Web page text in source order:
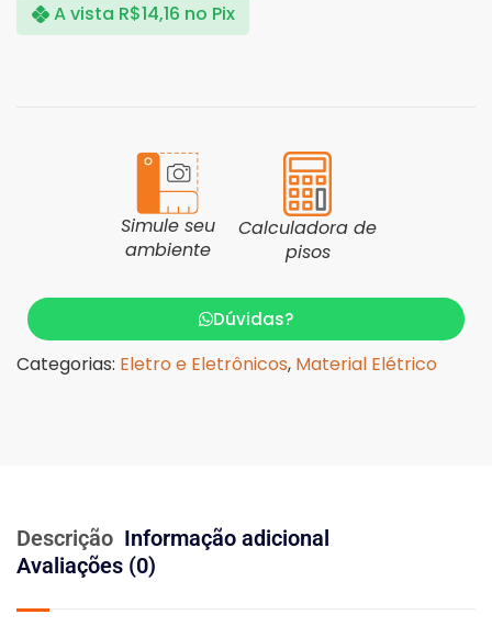
A vista R$14,16 no Pix
Simule seu
ambiente
Calculadora de
pisos
Dúvidas?
Categorias: Eletro e Eletrônicos, Material Elétrico
Descrição Informação adicional
Avaliações (0)